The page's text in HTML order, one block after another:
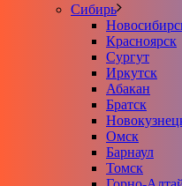
Сибирь
Красноярск
Сургут
Иркутск
Абакан
Братск
Омск
Барнаул
Томск